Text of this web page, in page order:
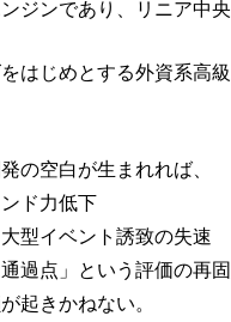
ジンであり、リニア中
はじめとする外資系高
の空白が生まれれば、
ド力低下
大型イベント誘致の失速
通過点」という評価の再
起きかねない。